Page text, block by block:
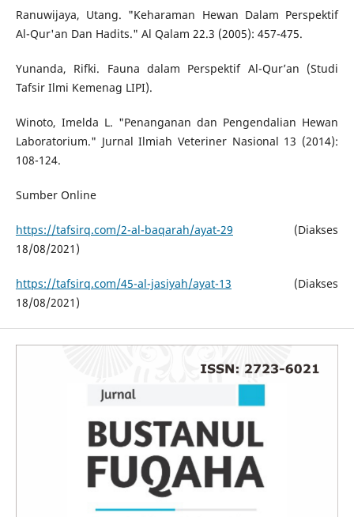
Ranuwijaya, Utang. "Keharaman Hewan Dalam Perspektif
Al-Qur'an Dan Hadits." Al Qalam 22.3 (2005): 457-475.
Yunanda, Rifki. Fauna dalam Perspektif Al-Qur’an (Studi
Tafsir Ilmi Kemenag LIPI).
Winoto, Imelda L. "Penanganan dan Pengendalian Hewan
Laboratorium." Jurnal Ilmiah Veteriner Nasional 13 (2014):
108-124.
Sumber Online
https://tafsirq.com/2-al-baqarah/ayat-29 (Diakses
18/08/2021)
https://tafsirq.com/45-al-jasiyah/ayat-13 (Diakses
18/08/2021)